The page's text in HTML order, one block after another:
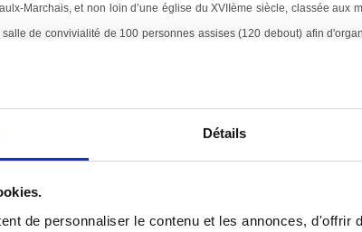
Détails
de personnaliser le contenu et les annonces, d'offrir
Marchais, et non loin d’une église du XVIIème siècle, classée aux
de convivialité de 100 personnes assises (120 debout) afin
culturelles ou associatives.
qu'un espace bar-cuisine de 20 m2 avec tout l'équipement
m2. Le tout est complété par une entrée-vestiaire et des sanitaires.
et retirée des routes à fort passage, elle permet de vous
de la salle des fêtes.